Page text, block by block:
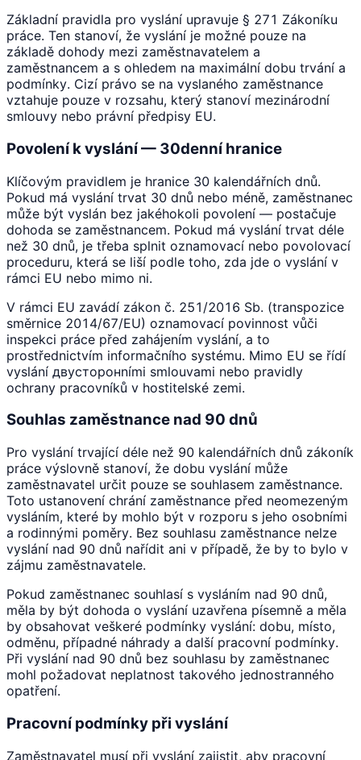
Základní pravidla pro vyslání upravuje § 271 Zákoníku
práce. Ten stanoví, že vyslání je možné pouze na
základě dohody mezi zaměstnavatelem a
zaměstnancem a s ohledem na maximální dobu trvání a
podmínky. Cizí právo se na vyslaného zaměstnance
vztahuje pouze v rozsahu, který stanoví mezinárodní
smlouvy nebo právní předpisy EU.
Povolení k vyslání — 30denní hranice
Klíčovým pravidlem je hranice 30 kalendářních dnů.
Pokud má vyslání trvat 30 dnů nebo méně, zaměstnanec
může být vyslán bez jakéhokoli povolení — postačuje
dohoda se zaměstnancem. Pokud má vyslání trvat déle
než 30 dnů, je třeba splnit oznamovací nebo povolovací
proceduru, která se liší podle toho, zda jde o vyslání v
rámci EU nebo mimo ni.
V rámci EU zavádí zákon č. 251/2016 Sb. (transpozice
směrnice 2014/67/EU) oznamovací povinnost vůči
inspekci práce před zahájením vyslání, a to
prostřednictvím informačního systému. Mimo EU se řídí
vyslání двусторонními smlouvami nebo pravidly
ochrany pracovníků v hostitelské zemi.
Souhlas zaměstnance nad 90 dnů
Pro vyslání trvající déle než 90 kalendářních dnů zákoník
práce výslovně stanoví, že dobu vyslání může
zaměstnavatel určit pouze se souhlasem zaměstnance.
Toto ustanovení chrání zaměstnance před neomezeným
vysláním, které by mohlo být v rozporu s jeho osobními
a rodinnými poměry. Bez souhlasu zaměstnance nelze
vyslání nad 90 dnů nařídit ani v případě, že by to bylo v
zájmu zaměstnavatele.
Pokud zaměstnanec souhlasí s vysláním nad 90 dnů,
měla by být dohoda o vyslání uzavřena písemně a měla
by obsahovat veškeré podmínky vyslání: dobu, místo,
odměnu, případné náhrady a další pracovní podmínky.
Při vyslání nad 90 dnů bez souhlasu by zaměstnanec
mohl požadovat neplatnost takového jednostranného
opatření.
Pracovní podmínky při vyslání
Zaměstnavatel musí při vyslání zajistit, aby pracovní